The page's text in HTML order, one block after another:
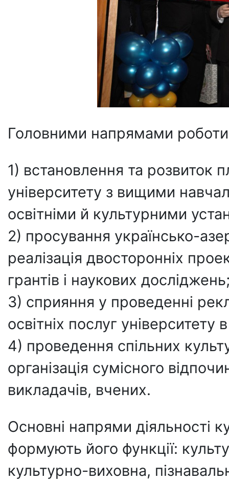
Головними напрямами
1) встановлення та розвиток
університету з вищими
освітніми й культурними
2) просування українсько-
реалізація двосторонніх
грантів і наукових
3) сприяння у проведенні
освітніх послуг
4) проведення спільних
організація сумісного
викладачів, вчених.
Основні напрями діяльності
формують його функції:
культурно-виховна,